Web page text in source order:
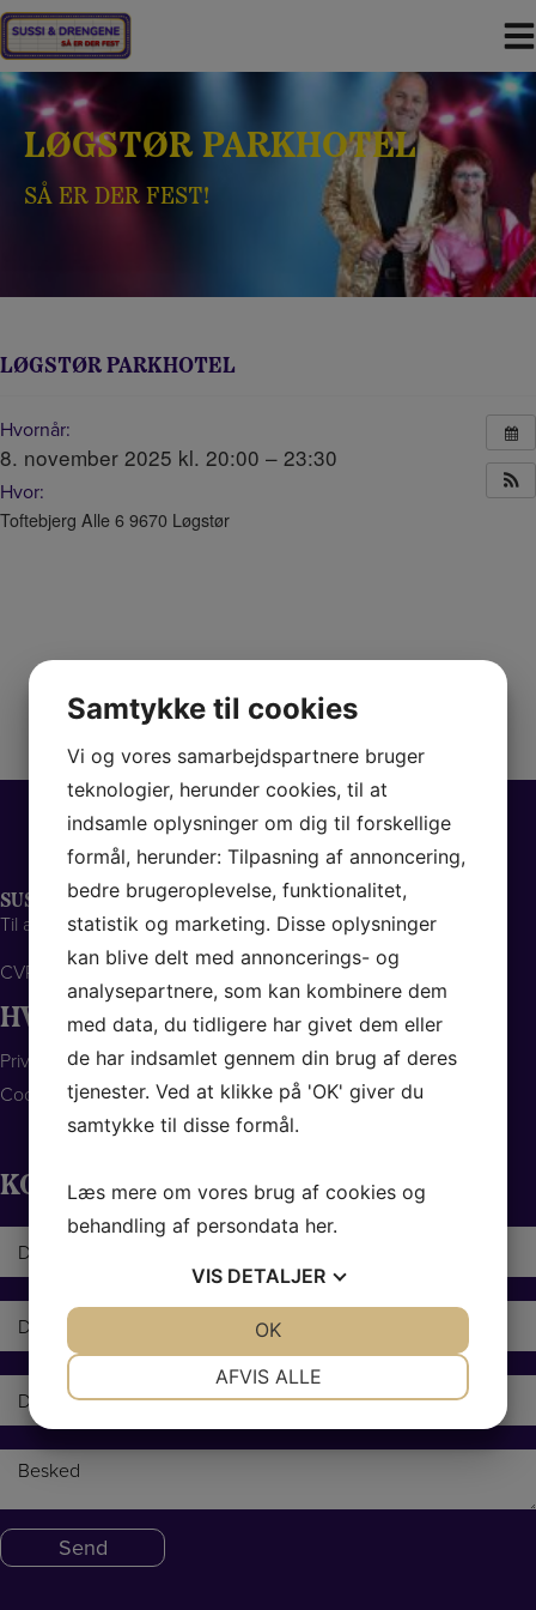
Hop
til
indholdet
LØGSTØR PARKHOTEL
SÅ ER DER FEST!
LØGSTØR PARKHOTEL
Hvornår:
8. november 2025 kl. 20:00 – 23:30
Hvor:
Toftebjerg Alle 6 9670 Løgstør
Vi opdaterer løbende vores facebookside med nye billeder og
indlæg fra hverdag og fest, så følg os og hold dig opdateret med
hvad vi går og laver.
SUSSI & DRENGENE
Til alle slags fester... store som små!
CVR: 12946295
HVORFOR VÆLGE OS
Privatlivspolitik
Cookie-politik
KONTAKT OS
v
n
m
a
l
*
l
e
o
n
*
s
k
e
Samtykke til cookies
Vi og vores samarbejdspartnere bruger
teknologier, herunder cookies, til at
indsamle oplysninger om dig til forskellige
formål, herunder: Tilpasning af annoncering,
bedre brugeroplevelse, funktionalitet,
statistik og marketing. Disse oplysninger
kan blive delt med annoncerings- og
analysepartnere, som kan kombinere dem
med data, du tidligere har givet dem eller
de har indsamlet gennem din brug af deres
tjenester. Ved at klikke på 'OK' giver du
samtykke til disse formål.
Læs mere om vores brug af cookies og
behandling af persondata her.
VIS DETALJER
MARKETING STATISTIK
AFVIS ALLE
OK